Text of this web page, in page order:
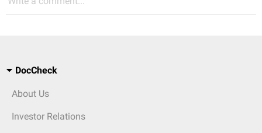
DocCheck
About Us
Investor Relations